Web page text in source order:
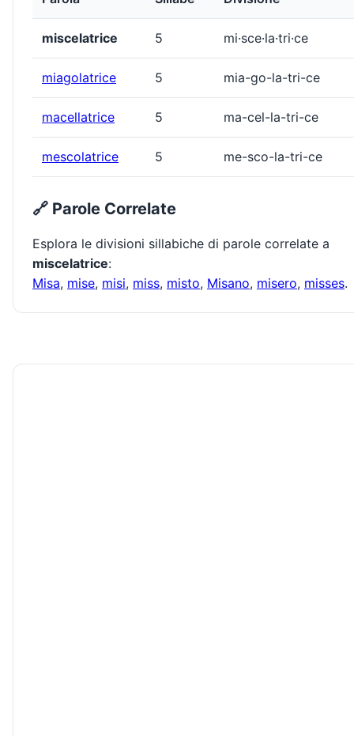
miscelatrice 5 mi·sce·la·tri·ce
miagolatrice 5 mia-go-la-tri-ce
macellatrice 5 ma-cel-la-tri-ce
mescolatrice 5 me-sco-la-tri-ce
🔗 Parole Correlate
Esplora le divisioni sillabiche di parole correlate a
miscelatrice:
Misa, mise, misi, miss, misto, Misano, misero, misses.